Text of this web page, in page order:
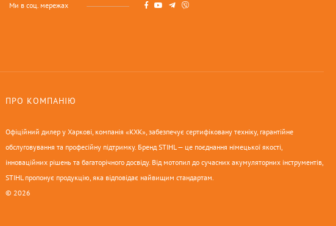
Ми в соц. мережах
ПРО КОМПАНІЮ
Офіційний дилер у Харкові, компанія «КХК», забезпечує сертифіковану техніку, гарантійне
обслуговування та професійну підтримку. Бренд STIHL — це поєднання німецької якості,
інноваційних рішень та багаторічного досвіду. Від мотопил до сучасних акумуляторних інструментів,
STIHL пропонує продукцію, яка відповідає найвищим стандартам.
© 2026